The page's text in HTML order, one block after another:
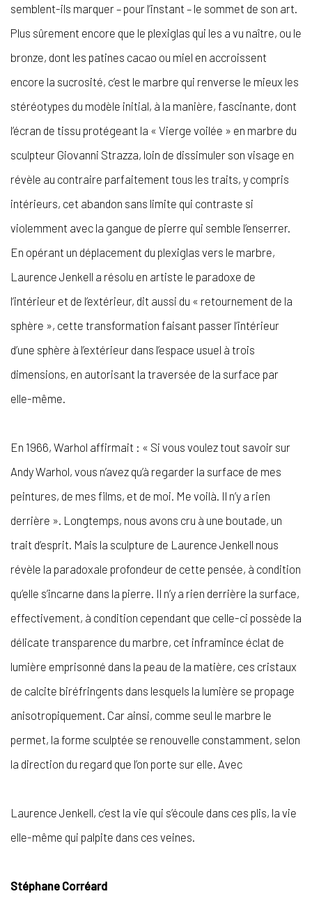
semblent-ils marquer – pour l’instant – le sommet de son art.
Plus sûrement encore que le plexiglas qui les a vu naître, ou le
bronze, dont les patines cacao ou miel en accroissent
encore la sucrosité, c’est le marbre qui renverse le mieux les
stéréotypes du modèle initial, à la manière, fascinante, dont
l’écran de tissu protégeant la « Vierge voilée » en marbre du
sculpteur Giovanni Strazza, loin de dissimuler son visage en
révèle au contraire parfaitement tous les traits, y compris
intérieurs, cet abandon sans limite qui contraste si
violemment avec la gangue de pierre qui semble l’enserrer.
En opérant un déplacement du plexiglas vers le marbre,
Laurence Jenkell a résolu en artiste le paradoxe de
l’intérieur et de l’extérieur, dit aussi du « retournement de la
sphère », cette transformation faisant passer l’intérieur
d’une sphère à l’extérieur dans l’espace usuel à trois
dimensions, en autorisant la traversée de la surface par
elle-même.
En 1966, Warhol affirmait : « Si vous voulez tout savoir sur
Andy Warhol, vous n’avez qu’à regarder la surface de mes
peintures, de mes films, et de moi. Me voilà. Il n’y a rien
derrière ». Longtemps, nous avons cru à une boutade, un
trait d’esprit. Mais la sculpture de Laurence Jenkell nous
révèle la paradoxale profondeur de cette pensée, à condition
qu’elle s’incarne dans la pierre. Il n’y a rien derrière la surface,
effectivement, à condition cependant que celle-ci possède la
délicate transparence du marbre, cet inframince éclat de
lumière emprisonné dans la peau de la matière, ces cristaux
de calcite biréfringents dans lesquels la lumière se propage
anisotropiquement. Car ainsi, comme seul le marbre le
permet, la forme sculptée se renouvelle constamment, selon
la direction du regard que l’on porte sur elle. Avec
Laurence Jenkell, c’est la vie qui s’écoule dans ces plis, la vie
elle-même qui palpite dans ces veines.
Stéphane Corréard